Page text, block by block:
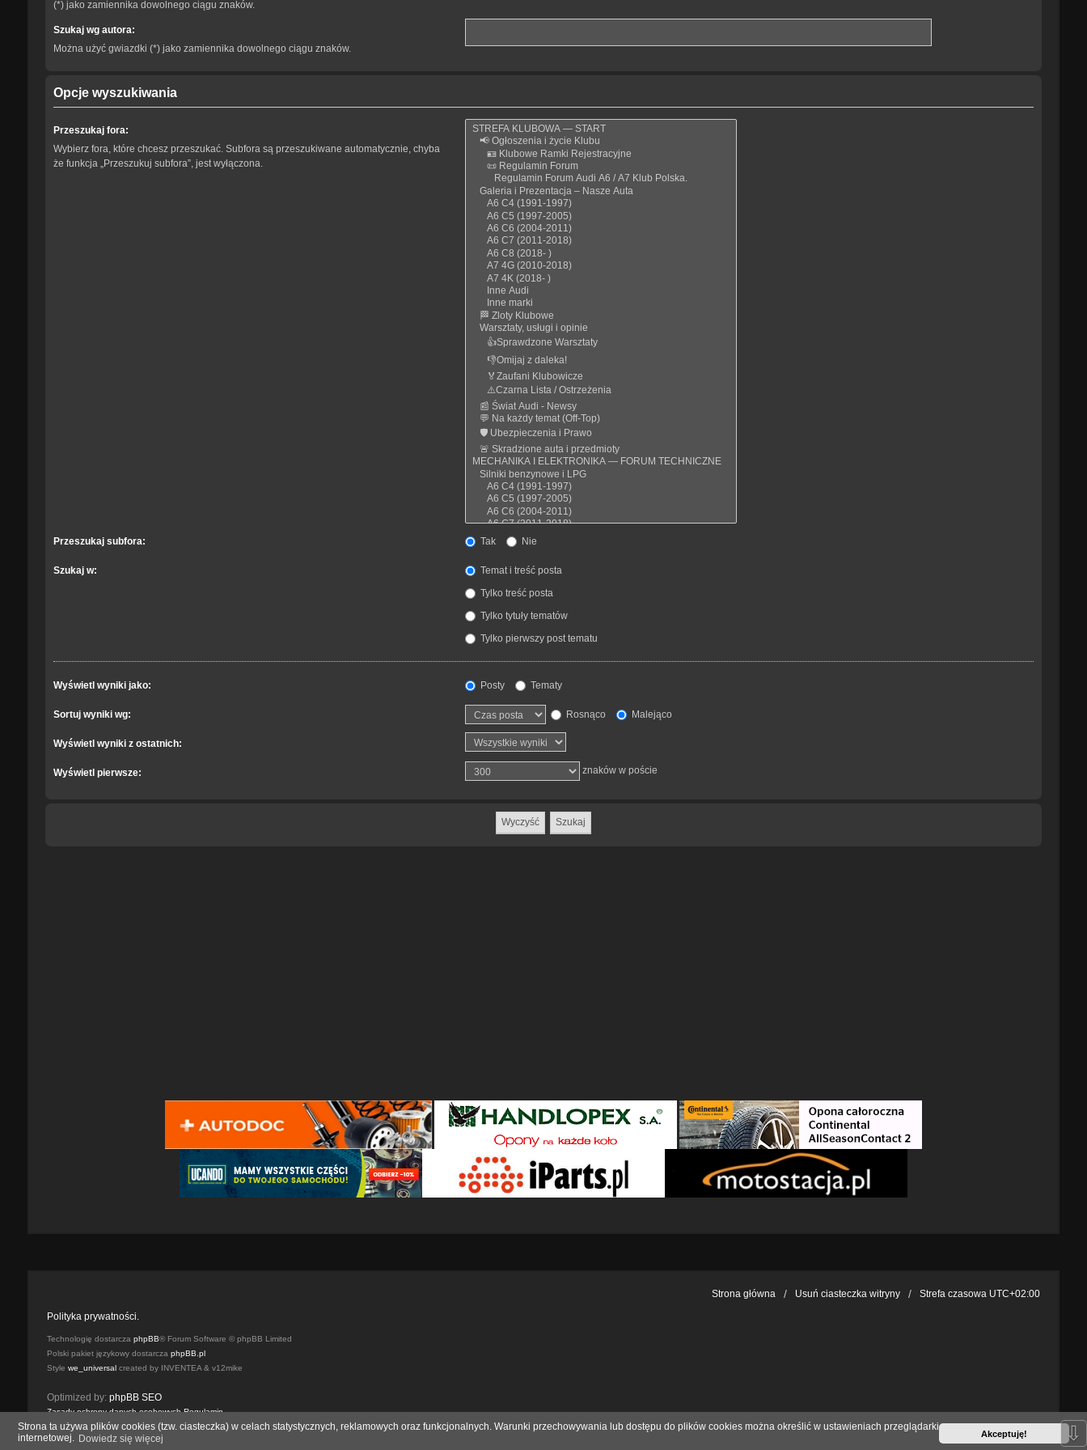
Strona ta używa plików cookies (tzw. ciasteczka) w celach statystycznych, reklamowych oraz funkcjonalnych. Warunki przechowywania lub dostępu do plików cookies można określić w ustawieniach przeglądarki
internetowej. Dowiedz się więcej Akceptuję!
(*) jako zamiennika dowolnego ciągu znaków.
Szukaj wg autora:
Można użyć gwiazdki (*) jako zamiennika dowolnego ciągu znaków.
Opcje wyszukiwania
Przeszukaj fora:
Wybierz fora, które chcesz przeszukać. Subfora są przeszukiwane automatycznie, chyba
że funkcja „Przeszukuj subfora”, jest wyłączona.
Przeszukaj subfora: Tak Nie
Szukaj w:
Temat i treść posta
Tylko treść posta
Tylko tytuły tematów
Tylko pierwszy post tematu
Wyświetl wyniki jako: Posty Tematy
Sortuj wyniki wg: Rosnąco Malejąco
Wyświetl wyniki z ostatnich:
Wyświetl pierwsze: znaków w poście
Strona główna Usuń ciasteczka witryny Strefa czasowa UTC+02:00
Polityka prywatności.
Technologię dostarcza phpBB® Forum Software © phpBB Limited
Polski pakiet językowy dostarcza phpBB.pl
Style we_universalcreated by INVENTEA & v12mike
Optimized by: phpBB SEO
Zasady ochrony danych osobowych Regulamin
⇩